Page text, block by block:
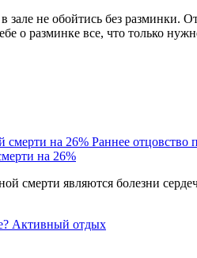
не обойтись без разминки.
о разминке все, что только
Раннее отцовство
на 26%
смерти являются болезни
Активный отдых